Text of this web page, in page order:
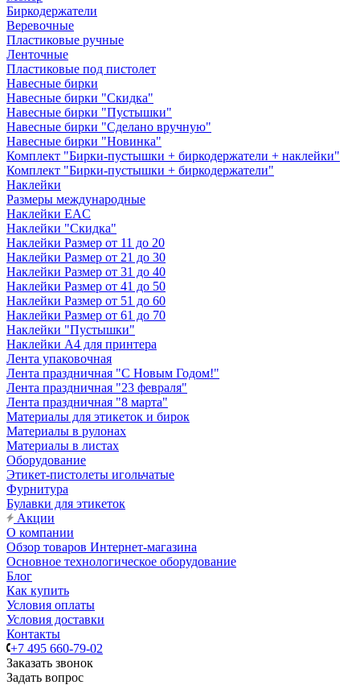
Биркодержатели
Веревочные
Пластиковые ручные
Ленточные
Пластиковые под пистолет
Навесные бирки
Навесные бирки "Скидка"
Навесные бирки "Пустышки"
Навесные бирки "Сделано вручную"
Навесные бирки "Новинка"
Комплект "Бирки-пустышки + биркодержатели + наклейки"
Комплект "Бирки-пустышки + биркодержатели"
Наклейки
Размеры международные
Наклейки EAC
Наклейки "Скидка"
Наклейки Размер от 11 до 20
Наклейки Размер от 21 до 30
Наклейки Размер от 31 до 40
Наклейки Размер от 41 до 50
Наклейки Размер от 51 до 60
Наклейки Размер от 61 до 70
Наклейки "Пустышки"
Наклейки А4 для принтера
Лента упаковочная
Лента праздничная "С Новым Годом!"
Лента праздничная "23 февраля"
Лента праздничная "8 марта"
Материалы для этикеток и бирок
Материалы в рулонах
Материалы в листах
Оборудование
Этикет-пистолеты игольчатые
Фурнитура
Булавки для этикеток
Акции
О компании
Обзор товаров Интернет-магазина
Основное технологическое оборудование
Блог
Как купить
Условия оплаты
Условия доставки
Контакты
+7 495 660-79-02
Заказать звонок
Задать вопрос